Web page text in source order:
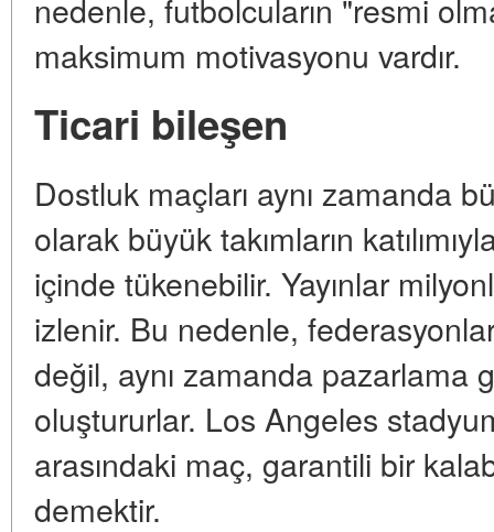
maksimum motivasyonu vardır.
Ticari bileşen
Dostluk maçları aynı zamanda
olarak büyük takımların
içinde tükenebilir. Yayınlar
izlenir. Bu nedenle,
değil, aynı zamanda pazarlama
oluştururlar. Los Angeles
arasındaki maç, garantili bir
demektir.